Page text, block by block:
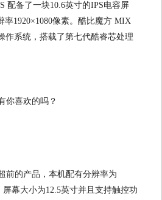
配备了一块10.6英寸的IPS电容屏
率1920×1080像素。酷比魔方 MIX
作系统，搭载了第七代酷睿芯处理
前的产品，本机配有分辨率为
屏幕大小为12.5英寸并且支持触控功